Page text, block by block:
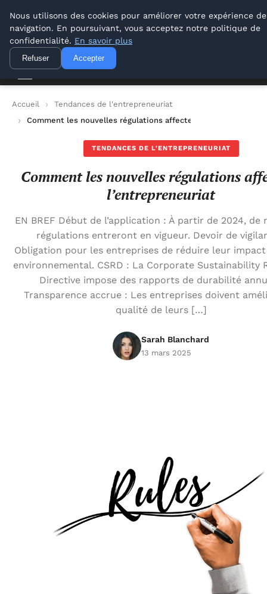
Lyon Photos
Lyon Photos
Accueil
Tendances de l'entrepreneuriat
Comment les nouvelles régulations affectent l’entrepreneuriat
TENDANCES DE L'ENTREPRENEURIAT
Comment les nouvelles régulations
l’entrepreneuriat
EN BREF Début de l’application : À partir de 2024, de
régulations entreront en vigueur. Devoir de
Obligation pour les entreprises de réduire leur
environnemental. CSRD : La Corporate Sustainability
Directive impose des rapports de durabilité
Transparence accrue : Les entreprises doivent
qualité de leurs […]
Sarah Blanchard
13 mars 2025
Nous utilisons des cookies pour améliorer votre expérience de
navigation. En poursuivant, vous acceptez notre politique de
confidentialité. En savoir plus
Refuser Accepter